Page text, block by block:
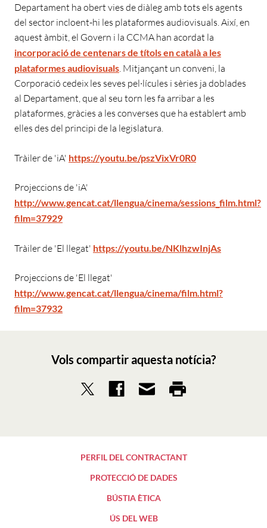
Departament ha obert vies de diàleg amb tots els agents
del sector incloent-hi les plataformes audiovisuals. Així, en
aquest àmbit, el Govern i la CCMA han acordat la
incorporació de centenars de títols en català a les
plataformes audiovisuals . Mitjançant un conveni, la
Corporació cedeix les seves pel·lícules i sèries ja doblades
al Departament, que al seu torn les fa arribar a les
plataformes, gràcies a les converses que ha establert amb
elles des del principi de la legislatura.
Tràiler de 'iA' https://youtu.be/pszVixVr0R0
Projeccions de 'iA'
http://www.gencat.cat/llengua/cinema/sessions_film.html?
film=37929
Tràiler de 'El llegat' https://youtu.be/NKlhzwInjAs
Projeccions de 'El llegat'
http://www.gencat.cat/llengua/cinema/film.html?
film=37932
Vols compartir aquesta notícia?
PERFIL DEL CONTRACTANT
PROTECCIÓ DE DADES
BÚSTIA ÈTICA
ÚS DEL WEB